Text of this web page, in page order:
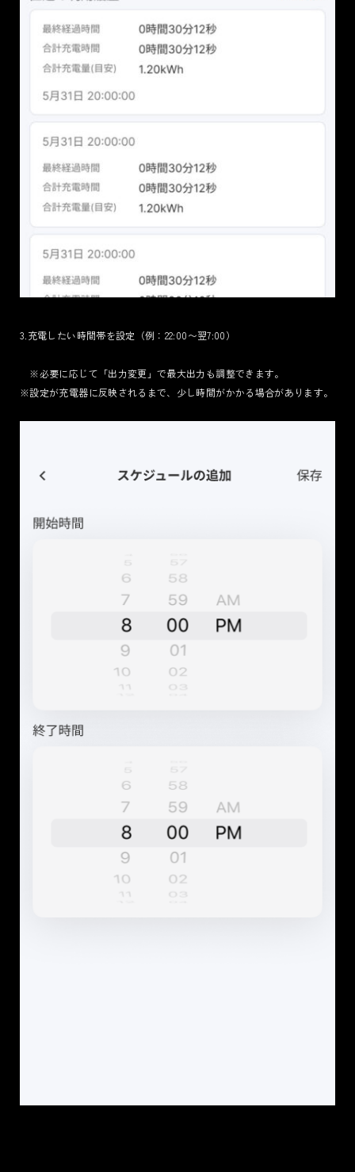
3.充電したい時間帯を設定（例：22:00〜翌7:00）
※必要に応じて「出力変更」で最大出力も調整できます。
※設定が充電器に反映されるまで、少し時間がかかる場合があります。